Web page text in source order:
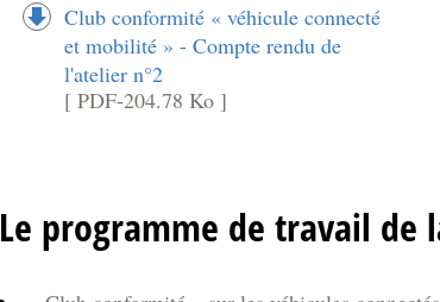
Club conformité « véhicule connecté
et mobilité » - Compte rendu de
l'atelier n°2
[ PDF-204.78 Ko ]
Le programme de travail de